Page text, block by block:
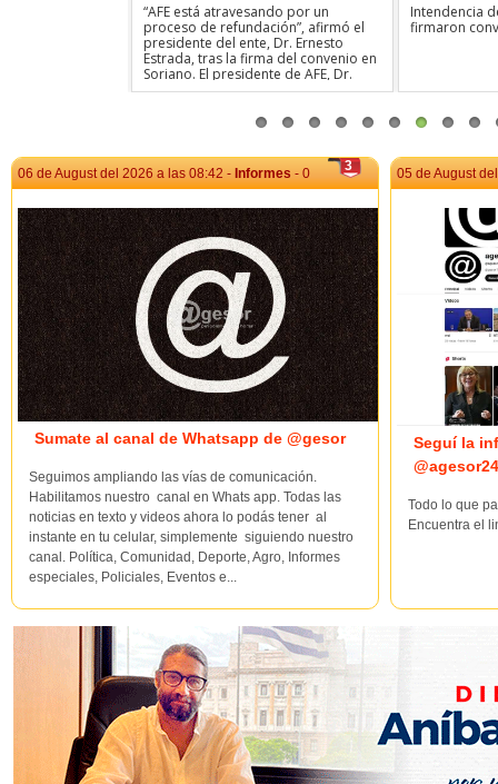
“AFE está atravesando por un
proceso de refundación”, afirmó el
presidente del ente, Dr. Ernesto
Estrada, tras la firma del convenio en
Soriano. El presidente de AFE, Dr.
Ernesto Estrada, destacó el proceso
consolidación del modelo de “acceso
dar uso productivo y social a los
bienes del Estado.
Intendencia
firmaron
3
06 de August del 2026 a las 08:42 - Informes - 0
Sumate al canal de Whatsapp de @gesor
Seguimos ampliando las vías de comunicación.
Habilitamos nuestro canal en Whats app. Todas las
noticias en texto y videos ahora lo podás tener al
instante en tu celular, simplemente siguiendo nuestro
canal. Política, Comunidad, Deporte, Agro, Informes
especiales, Policiales, Eventos e...
05 de August
Seguí la
Todo lo que
Encuentra el